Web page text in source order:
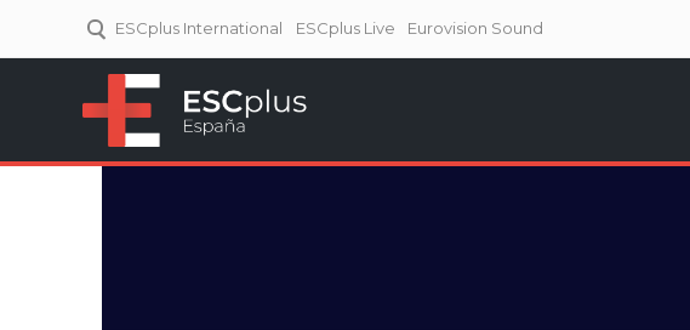
ESCplus International ESCplus Live Eurovision Sound